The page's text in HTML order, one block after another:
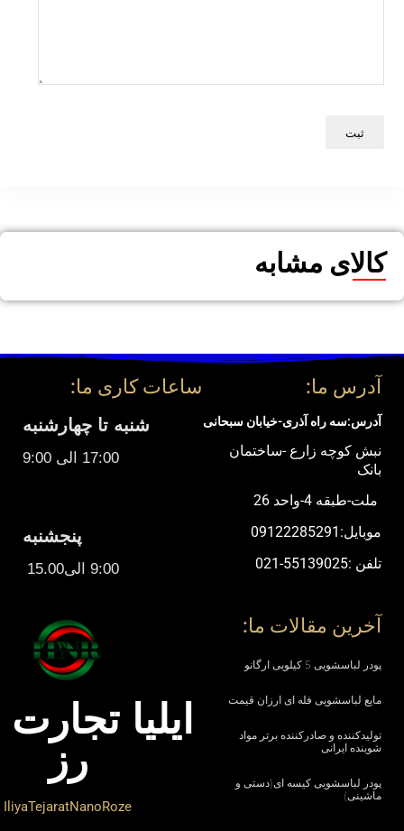
کالای مشابه
آدرس ما:
آدرس:سه راه آذری-خیابان سبحانی
نبش کوچه زارع -ساختمان
بانک
ملت-طبقه 4-واحد 26
موبایل:09122285291
تلفن :55139025-021
ساعات کاری ما:
شنبه تا چهارشنبه
17:00 الی 9:00
پنجشنبه
9:00 الی15.00
آخرین مقالات ما:
پودر لباسشویی 5 کیلویی ارگانو
مایع لباسشویی فله ای ارزان قیمت
تولیدکننده و صادرکننده برتر مواد
شوینده ایرانی
پودر لباسشویی کیسه ای(دستی و
ماشینی)
ایلیا تجارت
رز
IliyaTejaratNanoRoze